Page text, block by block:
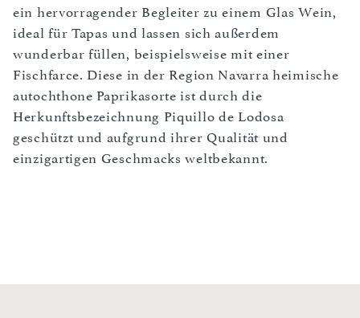
ein hervorragender Begleiter zu einem Glas Wein,
ideal für Tapas und lassen sich außerdem
wunderbar füllen, beispielsweise mit einer
Fischfarce. Diese in der Region Navarra heimische
autochthone Paprikasorte ist durch die
Herkunftsbezeichnung Piquillo de Lodosa
geschützt und aufgrund ihrer Qualität und
einzigartigen Geschmacks weltbekannt.